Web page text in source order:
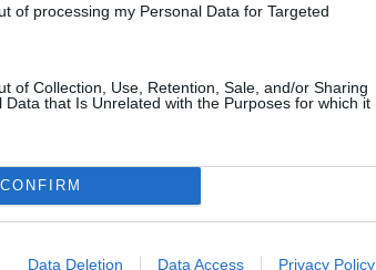
of processing my Personal Data for Targeted
of Collection, Use, Retention, Sale, and/or Sharing
Data that Is Unrelated with the Purposes for which it
CONFIRM
Data Deletion Data Access Privacy Policy